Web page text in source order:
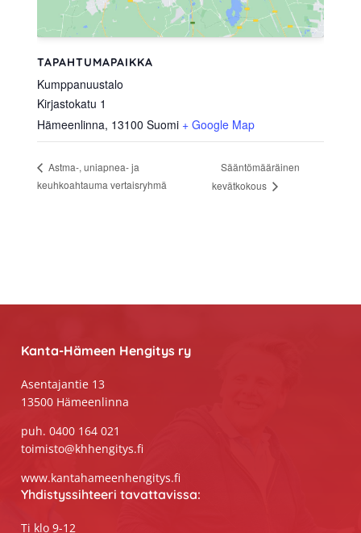
TAPAHTUMAPAIKKA
Kumppanuustalo
Kirjastokatu 1
Hämeenlinna, 13100 Suomi + Google Map
Astma-, uniapnea- ja
keuhkoahtauma vertaisryhmä
Sääntömääräinen
kevätkokous
Kanta-Hämeen Hengitys ry
Asentajantie 13
13500 Hämeenlinna
puh. 0400 164 021
toimisto@khhengitys.fi
www.kantahameenhengitys.fi
Yhdistyssihteeri tavattavissa:
Ti klo 9-12